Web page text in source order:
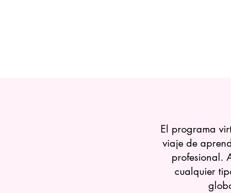
El programa
viaje de
profesional.
cualquier